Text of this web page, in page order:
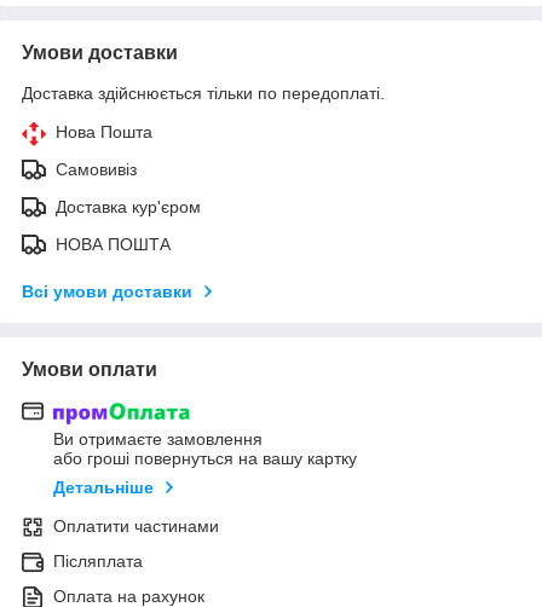
Умови доставки
Доставка здійснюється тільки по передоплаті.
Нова Пошта
Самовивіз
Доставка кур'єром
НОВА ПОШТА
Всі умови доставки
Умови оплати
Ви отримаєте замовлення
або гроші повернуться на вашу картку
Детальніше
Оплатити частинами
Післяплата
Оплата на рахунок